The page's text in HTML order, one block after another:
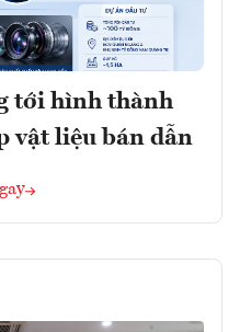
tới hình thành
vật liệu bán dẫn